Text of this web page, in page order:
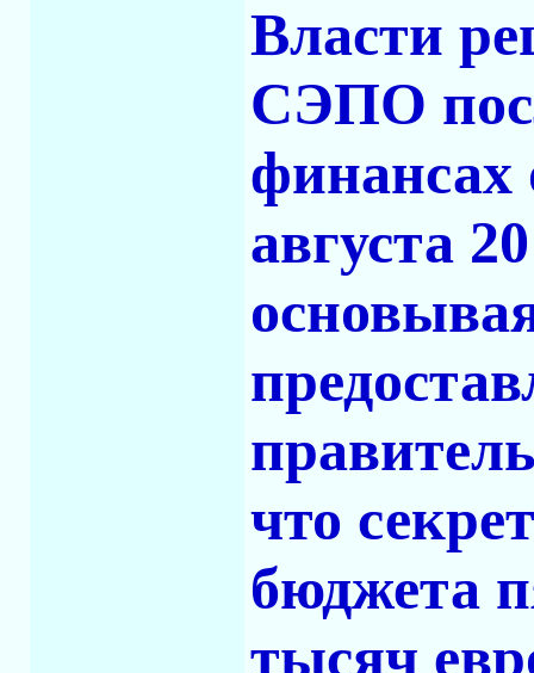
Власти
СЭПО
финансах
августа
что
бюджета
тысяч